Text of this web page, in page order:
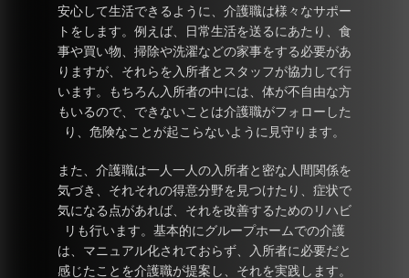
安心して生活できるように、介護職は様々なサポー
トをします。例えば、日常生活を送るにあたり、食
事や買い物、掃除や洗濯などの家事をする必要があ
りますが、それらを入所者とスタッフが協力して行
います。もちろん入所者の中には、体が不自由な方
もいるので、できないことは介護職がフォローした
り、危険なことが起こらないように見守ります。
また、介護職は一人一人の入所者と密な人間関係を
気づき、それそれの得意分野を見つけたり、症状で
気になる点があれば、それを改善するためのリハビ
リも行います。基本的にグループホームでの介護
は、マニュアル化されておらず、入所者に必要だと
感じたことを介護職が提案し、それを実践します。